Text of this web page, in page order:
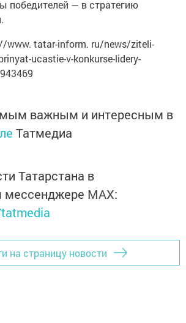
победителей — в стратегию
www. tatar-inform. ru/news/ziteli-
ucastie-v-konkurse-lidery-
важным и интересным в
Татмедиа
Татарстана в
мессенджере MАХ:
на страницу новости